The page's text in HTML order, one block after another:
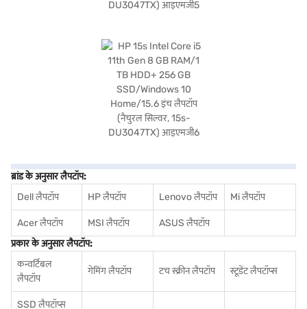
ब्रांड के अनुसार लैपटॉप:
Dell लैपटॉप
HP लैपटॉप Lenovo लैपटॉप Mi लैपटॉप
Acer लैपटॉप MSI लैपटॉप
ASUS लैपटॉप
प्रकार के अनुसार लैपटॉप:
कन्वर्टिबल
लैपटॉप
गेमिंग लैपटॉप टच स्क्रीन लैपटॉप स्टूडेंट लैपटॉप्स
SSD लैपटॉप्स